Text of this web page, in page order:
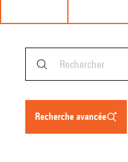
recherche avancée